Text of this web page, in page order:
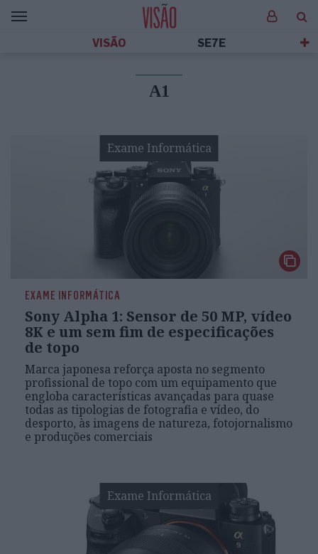
VISÃO SE7E
A1
Exame Informática
EXAME INFORMÁTICA
Sony Alpha 1: Sensor de 50 MP, vídeo
8K e um sem fim de especificações
de topo
Marca japonesa reforça aposta no segmento
profissional de topo com um equipamento que
engloba características avançadas para quase
todas as tipologias de fotografia e vídeo, do
desporto, às imagens de natureza, fotojornalismo
e produções comerciais
Exame Informática